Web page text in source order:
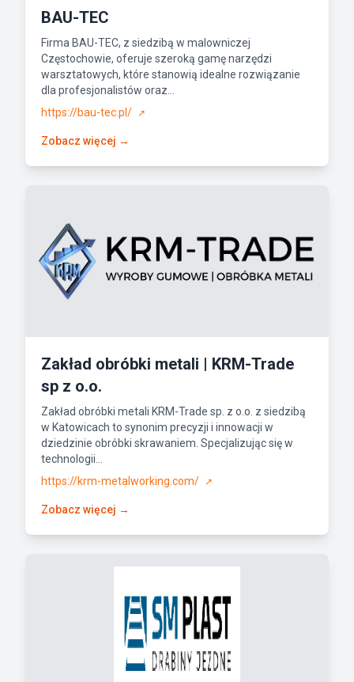
BAU-TEC
Firma BAU-TEC, z siedzibą w malowniczej
Częstochowie, oferuje szeroką gamę narzędzi
warsztatowych, które stanowią idealne rozwiązanie
dla profesjonalistów oraz...
https://bau-tec.pl/
↗
Zobacz więcej →
Zakład obróbki metali | KRM-Trade
sp z o.o.
Zakład obróbki metali KRM-Trade sp. z o.o. z siedzibą
w Katowicach to synonim precyzji i innowacji w
dziedzinie obróbki skrawaniem. Specjalizując się w
technologii...
https://krm-metalworking.com/
↗
Zobacz więcej →